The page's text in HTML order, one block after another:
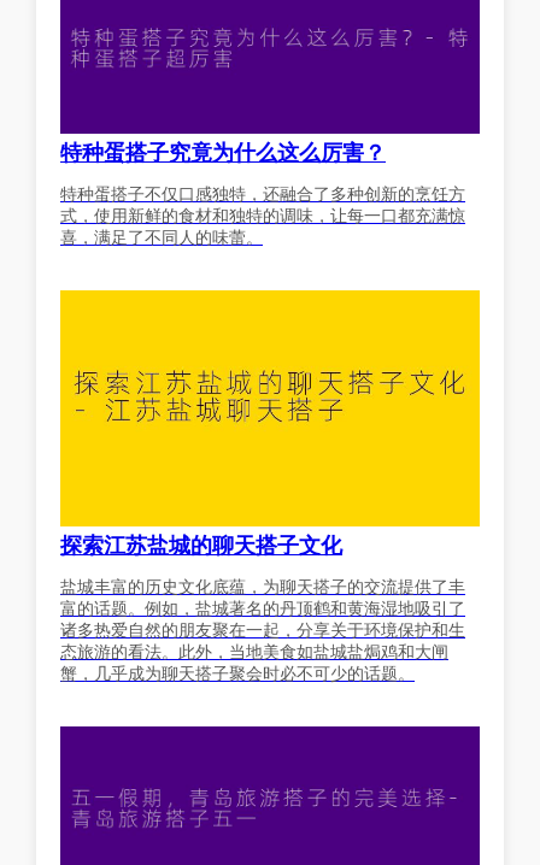
特种蛋搭子究竟为什么这么厉害？
特种蛋搭子不仅口感独特，还融合了多种创新的烹饪方
式，使用新鲜的食材和独特的调味，让每一口都充满惊
喜，满足了不同人的味蕾。
探索江苏盐城的聊天搭子文化
盐城丰富的历史文化底蕴，为聊天搭子的交流提供了丰
富的话题。例如，盐城著名的丹顶鹤和黄海湿地吸引了
诸多热爱自然的朋友聚在一起，分享关于环境保护和生
态旅游的看法。此外，当地美食如盐城盐焗鸡和大闸
蟹，几乎成为聊天搭子聚会时必不可少的话题。